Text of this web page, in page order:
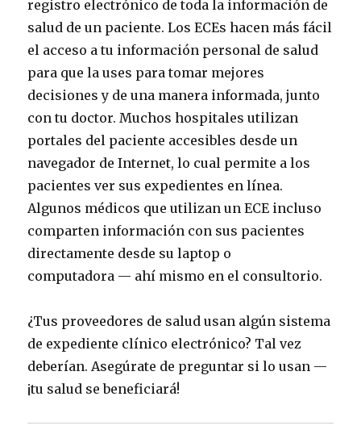
registro electrónico de toda la información de
salud de un paciente. Los ECEs hacen más fácil
el acceso a tu información personal de salud
para que la uses para tomar mejores
decisiones y de una manera informada, junto
con tu doctor. Muchos hospitales utilizan
portales del paciente accesibles desde un
navegador de Internet, lo cual permite a los
pacientes ver sus expedientes en línea.
Algunos médicos que utilizan un ECE incluso
comparten información con sus pacientes
directamente desde su laptop o
computadora — ahí mismo en el consultorio.
¿Tus proveedores de salud usan algún sistema
de expediente clínico electrónico? Tal vez
deberían. Asegúrate de preguntar si lo usan —
¡tu salud se beneficiará!